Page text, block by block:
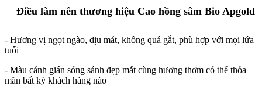
Điều làm nên thương hiệu Cao hồng sâm Bio Apgold
- Hương vị ngọt ngào, dịu mát, không quá gắt, phù hợp với mọi lứa
tuổi
- Màu cánh gián sóng sánh đẹp mắt cùng hương thơm có thể thỏa
mãn bất kỳ khách hàng nào